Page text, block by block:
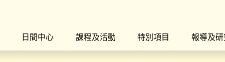
日間中心 課程及活動 特別項目 報導及